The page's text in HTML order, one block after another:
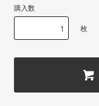
購入数
枚